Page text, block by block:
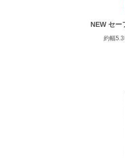
NEW セー
約幅